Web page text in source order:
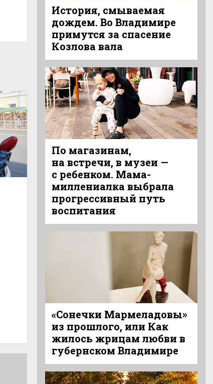
История, смываемая
дождем. Во Владимире
примутся за спасение
Козлова вала
По магазинам,
на встречи, в музеи —
с ребенком. Мама-
миллениалка выбрала
прогрессивный путь
воспитания
«Сонечки Мармеладовы»
из прошлого, или Как
жилось жрицам любви в
губернском Владимире